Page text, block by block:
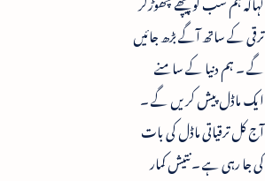
ترقی کے ساتھ آگے بڑھ جائیں
گے ۔ ہم دنیا کے سامنے
ایک ماڈل پیش کریں گے ۔
آج کل ترقیاتی ماڈل کی بات
کی جا رہی ہے ۔ نتیش کمار